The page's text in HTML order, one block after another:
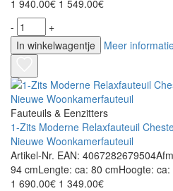
1 940.00€ 1 549.00€
-
+
In winkelwagentje
Meer
Fauteuils & Eenzitters
1-Zits Moderne Relaxfauteuil
Nieuwe Woonkamerfauteuil
Artikel-Nr. EAN:
94 cmLengte: ca: 80 cmHoogte: ca:
1 690.00€ 1 349.00€